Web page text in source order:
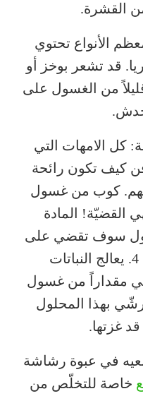
القشرة.
الأنواع تحتوي
قد تشعر بوخز أو
من الغسول على
كل الامهات التي
كيف تكون رائحة
كوب من غسول
القضيّة! المادة
سوف تقضي على
الجراثيم التي تسبب الرائحة. 4. يعالج النباتات
مقداراً من غسول
غزتها.
في عبوة رشاشة
خاصة للتخلّص من